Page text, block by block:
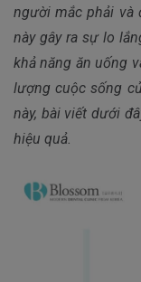
người mắc phải và
này gây ra sự lo
khả năng ăn uống
lượng cuộc sống
này, bài viết dưới
hiệu quả.